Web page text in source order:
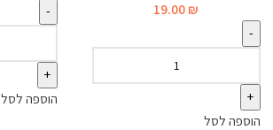
19.00 ₪
הוספה לסל
הוספה לסל